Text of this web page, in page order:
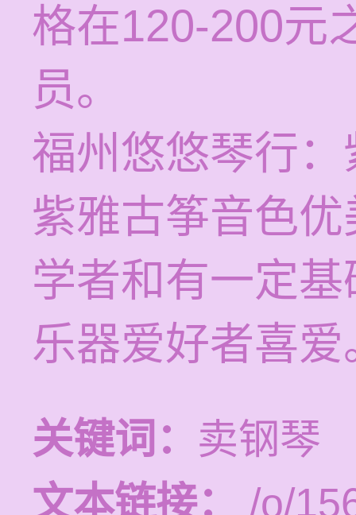
格在120-200元
员。
福州悠悠琴行
紫雅古筝音色
学者和有一定
乐器爱好者喜爱
关键词： 卖钢琴
文本链接：
/o/